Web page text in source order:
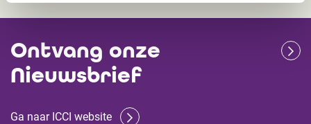
Ontvang onze
Nieuwsbrief
Ga naar ICCI website